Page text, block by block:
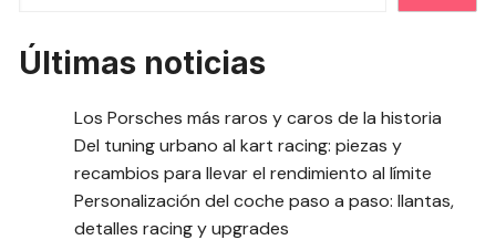
Últimas noticias
Los Porsches más raros y caros de la historia
Del tuning urbano al kart racing: piezas y
recambios para llevar el rendimiento al límite
Personalización del coche paso a paso: llantas,
detalles racing y upgrades